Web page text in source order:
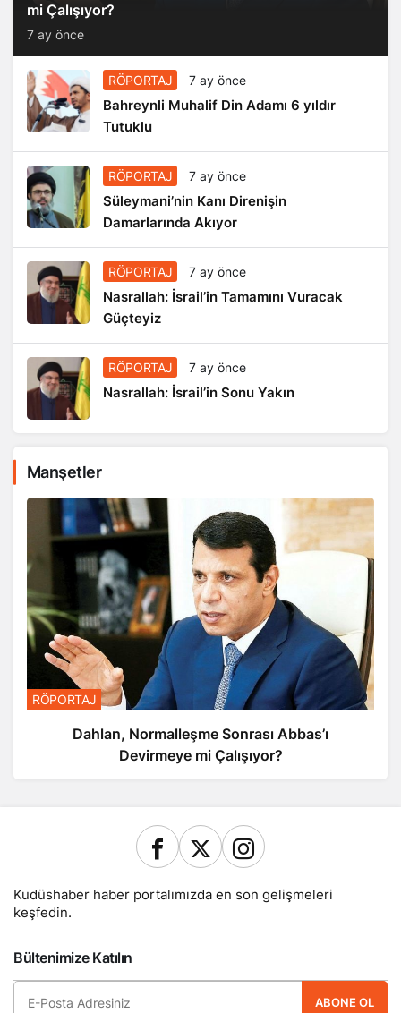
mi Çalışıyor?
7 ay önce
RÖPORTAJ 7 ay önce
Bahreynli Muhalif Din Adamı 6 yıldır
Tutuklu
RÖPORTAJ 7 ay önce
Süleymani’nin Kanı Direnişin
Damarlarında Akıyor
RÖPORTAJ 7 ay önce
Nasrallah: İsrail’in Tamamını Vuracak
Güçteyiz
RÖPORTAJ 7 ay önce
Nasrallah: İsrail’in Sonu Yakın
Manşetler
RÖPORTAJ
Dahlan, Normalleşme Sonrası Abbas’ı
Devirmeye mi Çalışıyor?
Kudüshaber haber portalımızda en son gelişmeleri
keşfedin.
Bültenimize Katılın
ABONE OL